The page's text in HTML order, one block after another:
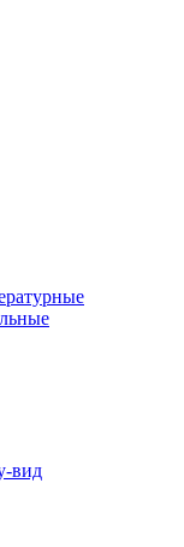
вид